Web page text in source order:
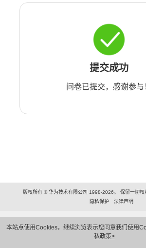
本站点使用Cookies，继续浏览表示您同意我们使用
私政策>
提交成功
问卷已提交，感谢参与
版权所有 © 华为技术有限公司 1998-2026。 保留一切
隐私保护
法律声明